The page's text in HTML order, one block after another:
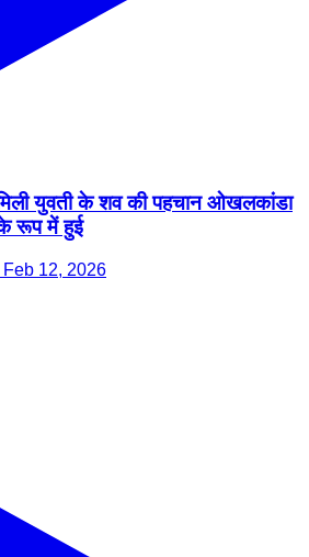
युवती के शव की पहचान ओखलकांडा
के रूप में हुई
12, 2026